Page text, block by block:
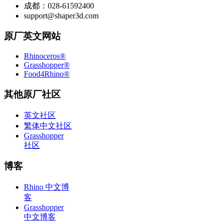
成都：028-61592400
support@shaper3d.com
原厂英文网站
Rhinoceros®
Grasshopper®
Food4Rhino®
其他原厂社区
英文社区
繁体中文社区
Grasshopper
社区
博客
Rhino 中文博
客
Grasshopper
中文博客